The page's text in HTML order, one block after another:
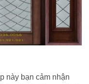
này bạn cảm nhận